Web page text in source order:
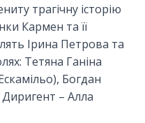
трагічну історію
Кармен та її
Ірина Петрова та
Тетяна Ганіна
Богдан
Диригент – Алла